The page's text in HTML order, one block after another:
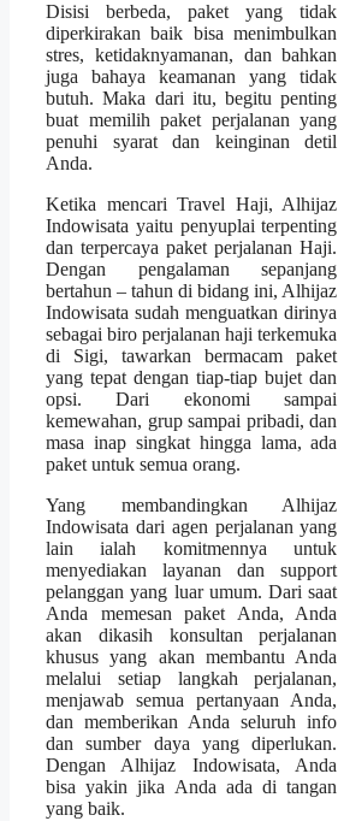
Disisi berbeda, paket yang tidak
diperkirakan baik bisa menimbulkan
stres, ketidaknyamanan, dan bahkan
juga bahaya keamanan yang tidak
butuh. Maka dari itu, begitu penting
buat memilih paket perjalanan yang
penuhi syarat dan keinginan detil
Anda.
Ketika mencari Travel Haji, Alhijaz
Indowisata yaitu penyuplai terpenting
dan terpercaya paket perjalanan Haji.
Dengan pengalaman sepanjang
bertahun – tahun di bidang ini, Alhijaz
Indowisata sudah menguatkan dirinya
sebagai biro perjalanan haji terkemuka
di Sigi, tawarkan bermacam paket
yang tepat dengan tiap-tiap bujet dan
opsi. Dari ekonomi sampai
kemewahan, grup sampai pribadi, dan
masa inap singkat hingga lama, ada
paket untuk semua orang.
Yang membandingkan Alhijaz
Indowisata dari agen perjalanan yang
lain ialah komitmennya untuk
menyediakan layanan dan support
pelanggan yang luar umum. Dari saat
Anda memesan paket Anda, Anda
akan dikasih konsultan perjalanan
khusus yang akan membantu Anda
melalui setiap langkah perjalanan,
menjawab semua pertanyaan Anda,
dan memberikan Anda seluruh info
dan sumber daya yang diperlukan.
Dengan Alhijaz Indowisata, Anda
bisa yakin jika Anda ada di tangan
yang baik.